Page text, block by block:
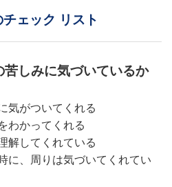
ェック リスト
苦しみに気づいているか
気がついてくれる
わかってくれる
解してくれている
、周りは気づいてくれてい